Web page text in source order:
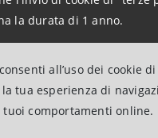
la durata di 1 anno.
all’uso dei cookie di
tua esperienza di
comportamenti online.
campus. È membro
Business
familiare e
angel italiana, è
e USA.
esterne della